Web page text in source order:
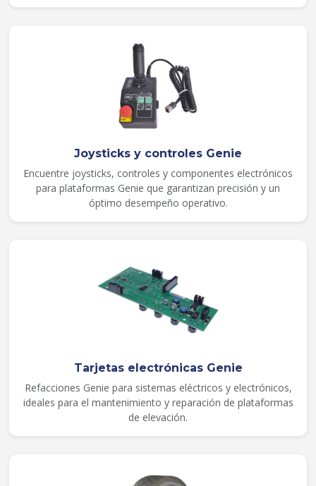
Joysticks y controles Genie
Encuentre joysticks, controles y componentes electrónicos
para plataformas Genie que garantizan precisión y un
óptimo desempeño operativo.
Tarjetas electrónicas Genie
Refacciones Genie para sistemas eléctricos y electrónicos,
ideales para el mantenimiento y reparación de plataformas
de elevación.